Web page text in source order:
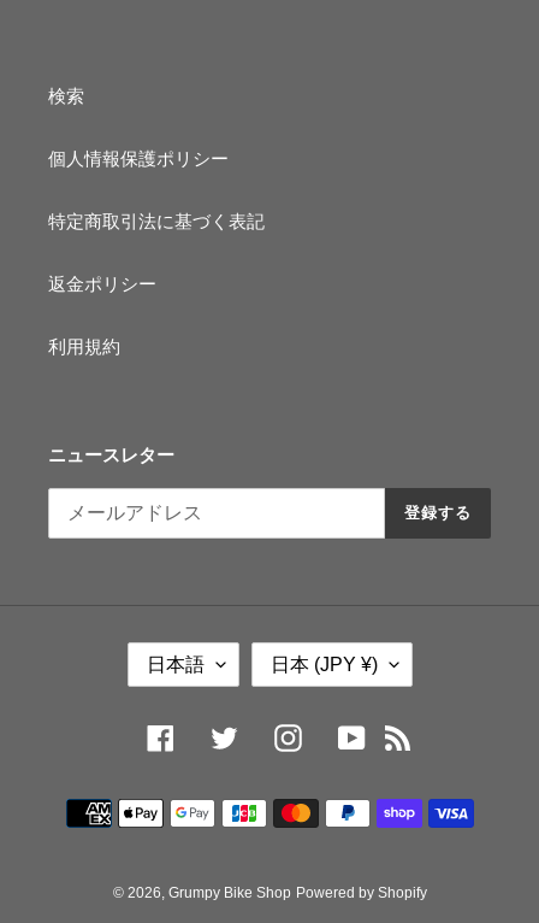
検索
個人情報保護ポリシー
特定商取引法に基づく表記
返金ポリシー
利用規約
ニュースレター
登録する
言
語
日本語
国日本 (JPY ¥)
FacebookTwitter InstagramYouTube
決
済
© 2026, Grumpy Bike Shop Powered by Shopify